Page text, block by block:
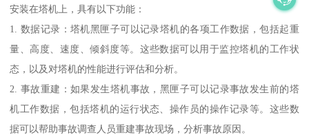
安装在塔机上，具有以下功能：
1. 数据记录：塔机黑匣子可以记录塔机的各项工作数据，包括起重
量、高度、速度、倾斜度等。这些数据可以用于监控塔机的工作状
态，以及对塔机的性能进行评估和分析。
2. 事故重建：如果发生塔机事故，黑匣子可以记录事故发生前的塔
机工作数据，包括塔机的运行状态、操作员的操作记录等。这些数
据可以帮助事故调查人员重建事故现场，分析事故原因。